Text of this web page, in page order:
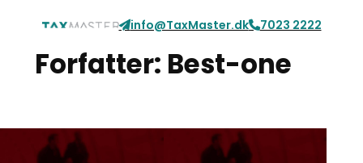
info@TaxMaster.dk 7023 2222
Forfatter: Best-one